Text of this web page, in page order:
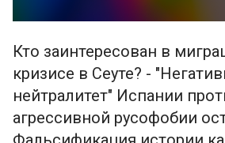
Кто заинтересован в
кризисе в Сеуте? -
нейтралитет" Испании
агрессивной русофобии